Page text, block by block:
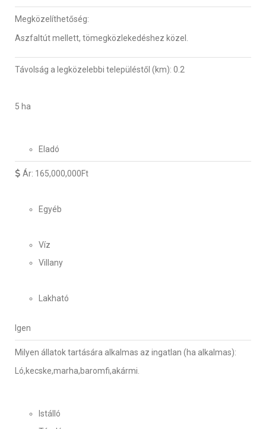
Megközelíthetőség:
Aszfaltút mellett, tömegközlekedéshez közel.
Távolság a legközelebbi településtől (km):0.2
5 ha
Eladó
Ár: 165,000,000Ft
Egyéb
Víz
Villany
Lakható
Igen
Milyen állatok tartására alkalmas az ingatlan (ha alkalmas):
Ló,kecske,marha,baromfi,akármi.
Istálló